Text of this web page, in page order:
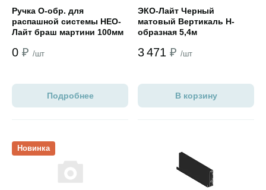
Ручка О-обр. для
распашной системы НЕО-
Лайт браш мартини 100мм
0 ₽ /шт
Подробнее
ЭКО-Лайт Черный
матовый Вертикаль H-
образная 5,4м
3 471 ₽ /шт
В корзину
Новинка
Открыть товар